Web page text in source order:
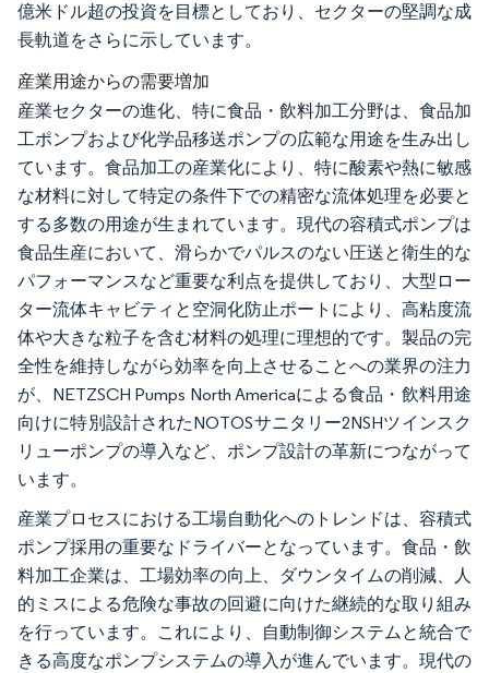
億米ドル超の投資を目標としており、セクターの堅調な成
長軌道をさらに示しています。
産業用途からの需要増加
産業セクターの進化、特に食品・飲料加工分野は、食品加
工ポンプおよび化学品移送ポンプの広範な用途を生み出し
ています。食品加工の産業化により、特に酸素や熱に敏感
な材料に対して特定の条件下での精密な流体処理を必要と
する多数の用途が生まれています。現代の容積式ポンプは
食品生産において、滑らかでパルスのない圧送と衛生的な
パフォーマンスなど重要な利点を提供しており、大型ロー
ター流体キャビティと空洞化防止ポートにより、高粘度流
体や大きな粒子を含む材料の処理に理想的です。製品の完
全性を維持しながら効率を向上させることへの業界の注力
が、NETZSCH Pumps North Americaによる食品・飲料用途
向けに特別設計されたNOTOSサニタリー2NSHツインスク
リューポンプの導入など、ポンプ設計の革新につながって
います。
産業プロセスにおける工場自動化へのトレンドは、容積式
ポンプ採用の重要なドライバーとなっています。食品・飲
料加工企業は、工場効率の向上、ダウンタイムの削減、人
的ミスによる危険な事故の回避に向けた継続的な取り組み
を行っています。これにより、自動制御システムと統合で
きる高度なポンプシステムの導入が進んでいます。現代の